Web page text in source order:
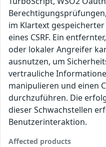
im Klartext
eines CSRF. Ein
oder lokaler Angreifer
ausnutzen, um
vertrauliche
manipulieren und einen
durchzuführen. Die
dieser Schwachstellen
Benutzerinteraktion.
Affected products